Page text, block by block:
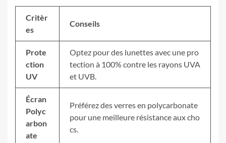
Critèr
es
Conseils
Prote
ction
UV
Optez pour des lunettes avec une pro
tection à 100% contre les rayons UVA
et UVB.
Écran
Polyc
arbon
ate
Préférez des verres en polycarbonate
pour une meilleure résistance aux cho
cs.